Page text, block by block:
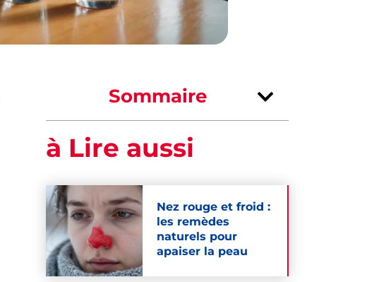
Sommaire
à Lire aussi
Nez rouge et froid :
les remèdes
naturels pour
apaiser la peau